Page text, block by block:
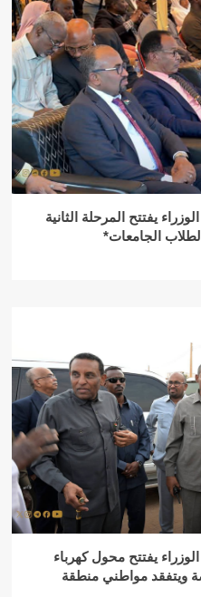
يفتتح المرحلة الثانية
لطلاب الجامعات*
يفتتح محول كهرباء
ويتفقد مواطني منطقة